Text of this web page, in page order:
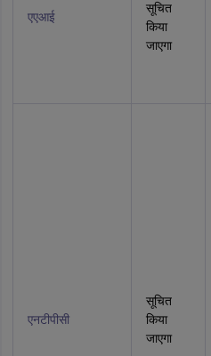
एएआई
सूचित
किया
जाएगा
एनटीपीसी
सूचित
किया
जाएगा